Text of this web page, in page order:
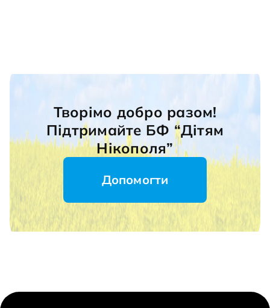
Творімо добро разом!
Підтримайте БФ “Дітям
Нікополя”
Допомогти